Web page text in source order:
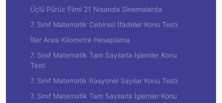
Üçlü Pürüz Filmi 21 Nisanda Sinemalarda
7. Sınıf Matematik Cebirsel İfadeler Konu Testi
İller Arası Kilometre Hesaplama
7. Sınıf Matematik Tam Sayılarla İşlemler Konu
Testi
7. Sınıf Matematik Rasyonel Sayılar Konu Testi
7. Sınıf Matematik Tam Sayılarla İşlemler Konu